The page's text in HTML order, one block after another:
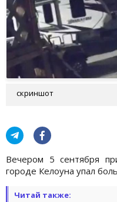
скриншот
Вечером 5 сентября
городе Келоуна упал
Читай также: